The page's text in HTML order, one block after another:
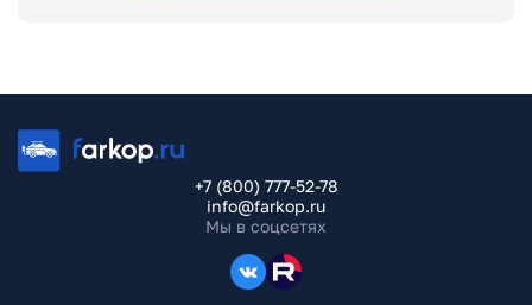
+7 (800) 777-52-78
info@farkop.ru
Мы в соцсетях